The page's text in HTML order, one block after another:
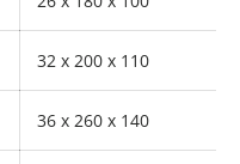
32 x 200 x 110
36 x 260 x 140